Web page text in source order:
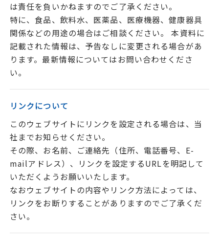
は責任を負いかねますのでご了承ください。
特に、食品、飲料水、医薬品、医療機器、健康器具
関係などの用途の場合はご相談ください。 本資料に
記載された情報は、予告なしに変更される場合があ
ります。最新情報についてはお問い合わせくださ
い。
リンクについて
このウェブサイトにリンクを設定される場合は、当
社までお知らせください。
その際、お名前、ご連絡先（住所、電話番号、E-
mailアドレス）、リンクを設定するURLを明記して
いただくようお願いいたします。
なおウェブサイトの内容やリンク方法によっては、
リンクをお断りすることがありますのでご了承くだ
さい。